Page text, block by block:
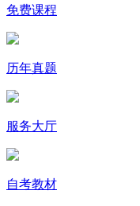
免费课程
历年真题
服务大厅
自考教材